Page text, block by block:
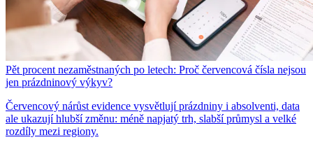
Pět procent nezaměstnaných po letech: Proč červencová čísla nejsou
jen prázdninový výkyv?
Červencový nárůst evidence vysvětlují prázdniny i absolventi, data
ale ukazují hlubší změnu: méně napjatý trh, slabší průmysl a velké
rozdíly mezi regiony.